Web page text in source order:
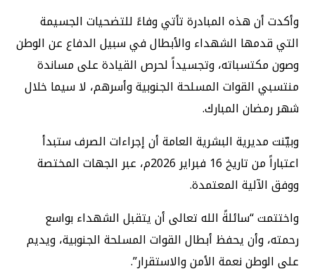
وأكدت أن هذه المبادرة تأتي وفاءً للتضحيات الجسيمة
التي قدمها الشهداء والأبطال في سبيل الدفاع عن الوطن
وصون مكتسباته، وتجسيداً لحرص القيادة على مساندة
منتسبي القوات المسلحة الجنوبية وأسرهم، لا سيما خلال
شهر رمضان المبارك.
وبيّنت مديرية البشرية العامة أن إجراءات الصرف ستبدأ
اعتباراً من تاريخ 16 فبراير 2026م، عبر الجهات المختصة
ووفق الآلية المعتمدة.
واختتمت “سائلةً الله تعالى أن يتقبل الشهداء بواسع
رحمته، وأن يحفظ أبطال القوات المسلحة الجنوبية، ويديم
على الوطن نعمة الأمن والاستقرار”.